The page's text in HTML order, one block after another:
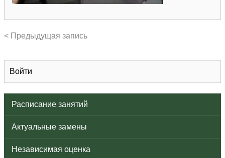
Войти
Расписание занятий
Актуальные замены
Независимая оценка
< Предыдущая запись